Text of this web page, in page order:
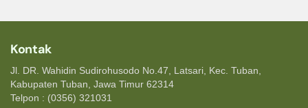
Kontak
Jl. DR. Wahidin Sudirohusodo No.47, Latsari, Kec. Tuban,
Kabupaten Tuban, Jawa Timur 62314
Telpon : (0356) 321031